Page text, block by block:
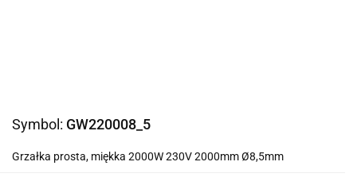
Symbol: GW220008_5
Grzałka prosta, miękka 2000W 230V 2000mm Ø8,5mm